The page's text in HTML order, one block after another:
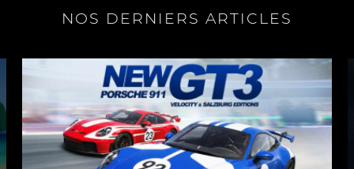
NOS DERNIERS ARTICLES